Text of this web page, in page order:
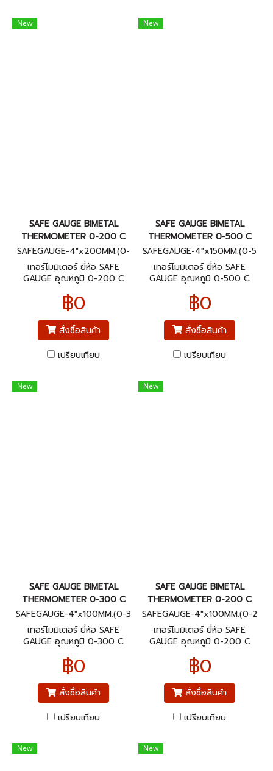
New
SAFE GAUGE BIMETAL
THERMOMETER 0-200 C
SAFEGAUGE-4"x200MM.(0-
200C)BACK
เทอร์โมมิเตอร์ ยี่ห้อ SAFE
GAUGE อุณหภูมิ 0-200 C
เกลียวออกหลัง 1/2"NPT
฿0
สั่งซื้อสินค้า
เปรียบเทียบ
New
SAFE GAUGE BIMETAL
THERMOMETER 0-500 C
SAFEGAUGE-4"x150MM.(0-5
00C)BACK
เทอร์โมมิเตอร์ ยี่ห้อ SAFE
GAUGE อุณหภูมิ 0-500 C
เกลียวออกหลัง 1/2"NPT
฿0
สั่งซื้อสินค้า
เปรียบเทียบ
New
SAFE GAUGE BIMETAL
THERMOMETER 0-300 C
SAFEGAUGE-4"x100MM.(0-3
00C)BACK
เทอร์โมมิเตอร์ ยี่ห้อ SAFE
GAUGE อุณหภูมิ 0-300 C
เกลียวออกหลัง 1/2"NPT
฿0
สั่งซื้อสินค้า
เปรียบเทียบ
New
SAFE GAUGE BIMETAL
THERMOMETER 0-200 C
SAFEGAUGE-4"x100MM.(0-2
00C)BACK
เทอร์โมมิเตอร์ ยี่ห้อ SAFE
GAUGE อุณหภูมิ 0-200 C
เกลียวออกหลัง 1/2"NPT
฿0
สั่งซื้อสินค้า
เปรียบเทียบ
New New